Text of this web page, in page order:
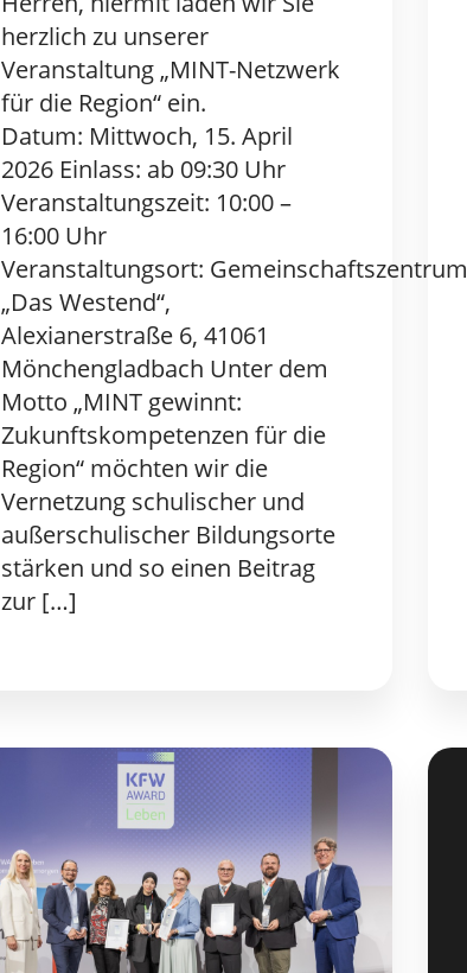
herzlich zu unserer
Veranstaltung „MINT-Netzwerk
für die Region“ ein.
Datum: Mittwoch, 15. April
2026 Einlass: ab 09:30 Uhr
Veranstaltungszeit: 10:00 –
16:00 Uhr
Veranstaltungsort: Gemeinschaftszentrum
„Das Westend“,
Alexianerstraße 6, 41061
Mönchengladbach Unter dem
Motto „MINT gewinnt:
Zukunftskompetenzen für die
Region“ möchten wir die
Vernetzung schulischer und
außerschulischer Bildungsorte
stärken und so einen Beitrag
zur […]